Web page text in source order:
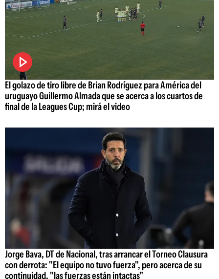
El golazo de tiro libre de Brian Rodríguez para América del
uruguayo Guillermo Almada que se acerca a los cuartos de
final de la Leagues Cup; mirá el video
Jorge Bava, DT de Nacional, tras arrancar el Torneo Clausura
con derrota: "El equipo no tuvo fuerza", pero acerca de su
continuidad, "las fuerzas están intactas"